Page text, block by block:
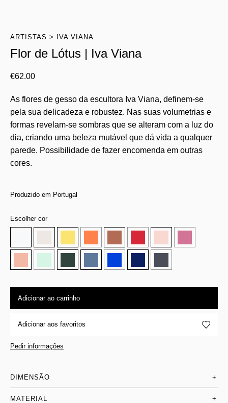
ARTISTAS IVA VIANA
Flor de Lótus | Iva Viana
€62.00
As flores de gesso da escultora Iva Viana, definem-se
pela sua delicadeza e robustez. Nas suas volumetrias e
formas revelam-se sombras que se alteram com a luz do
dia, criando uma beleza mutável que dá vida a qualquer
parede. Possibilidade de fazer encomenda em outras
cores.
Produzido em Portugal
Escolher cor
Adicionar ao carrinho
Adicionar aos favoritos
Pedir informações
DIMENSÃO +
MATERIAL +